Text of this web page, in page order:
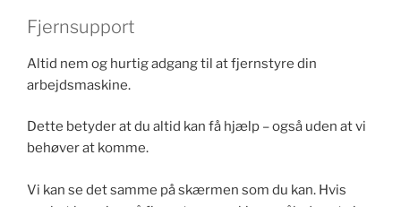
Fjernsupport
Altid nem og hurtig adgang til at fjernstyre din
arbejdsmaskine.
Dette betyder at du altid kan få hjælp – også uden at vi
behøver at komme.
Vi kan se det samme på skærmen som du kan. Hvis